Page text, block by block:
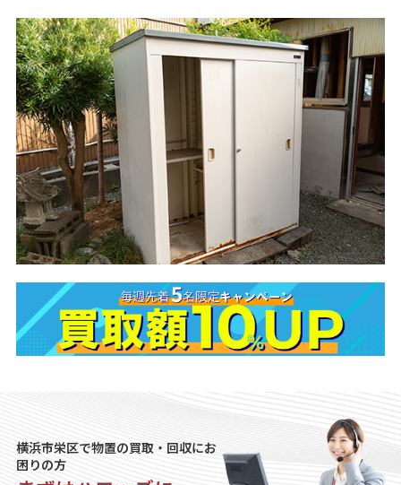
横浜市栄区で物置の買取・回収にお
困りの方